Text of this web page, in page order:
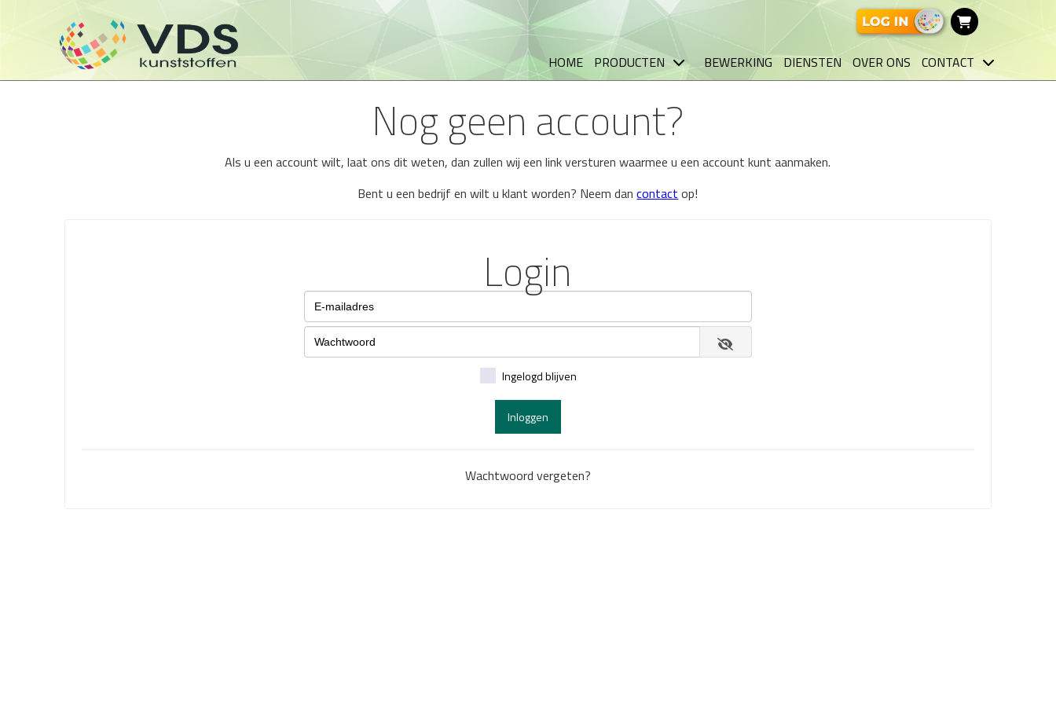
HOME PRODUCTEN BEWERKING DIENSTEN OVER ONS CONTACT
Nog geen account?
Als u een account wilt, laat ons dit weten, dan zullen wij een link versturen waarmee u een account kunt aanmaken.
Bent u een bedrijf en wilt u klant worden? Neem dancontact op!
Login
Ingelogd blijven
Inloggen
Wachtwoord vergeten?